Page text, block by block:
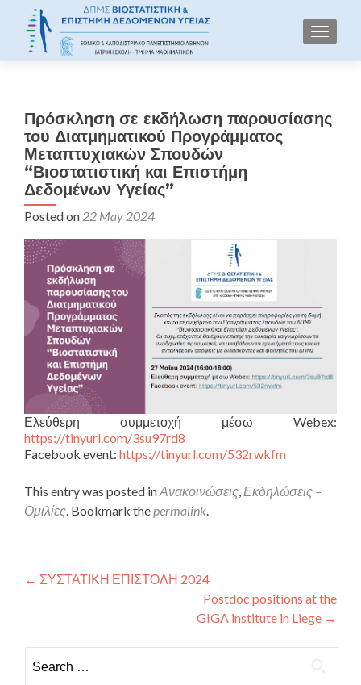
Πρόσκληση σε εκδήλωση παρουσίασης
του Διατμηματικού Προγράμματος
Μεταπτυχιακών Σπουδών
“Βιοστατιστική και Επιστήμη
Δεδομένων Υγείας”
Posted on 22 May 2024
Ελεύθερη συμμετοχή μέσω Webex:
https://tinyurl.com/3su97rd8
Facebook event: https://tinyurl.com/532rwkfm
This entry was posted inΑνακοινώσεις,Εκδηλώσεις –
Ομιλίες. Bookmark thepermalink.
Post navigation
← ΣΥΣΤΑΤΙΚΗ ΕΠΙΣΤΟΛΗ 2024
Postdoc positions at the
GIGA institute in Liege →